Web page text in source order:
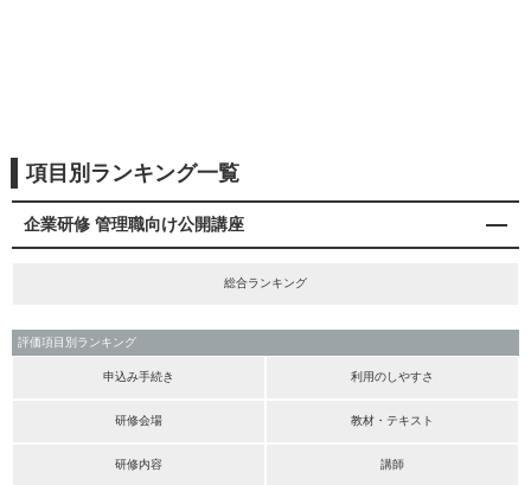
項目別ランキング一覧
企業研修 管理職向け公開講座
総合ランキング
評価項目別ランキング
申込み手続き 利用のしやすさ
研修会場 教材・テキスト
研修内容 講師